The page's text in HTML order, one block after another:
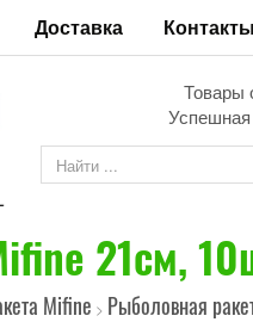
Доставка Контакты
Товары
Успешная
21см,
Mifine > Рыболовная